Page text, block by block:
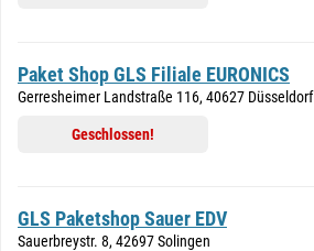
Paket Shop GLS Filiale EURONICS
Gerresheimer Landstraße 116, 40627 Düsseldorf
Geschlossen!
GLS Paketshop Sauer EDV
Sauerbreystr. 8, 42697 Solingen